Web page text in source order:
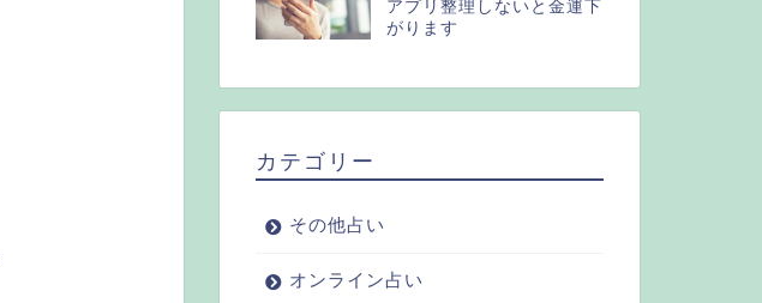
アプリ整理しないと金運下
がります
カテゴリー
その他占い
オンライン占い